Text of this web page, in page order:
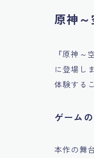
原神
『原神
に登場し
体験する
ゲーム
本作の舞